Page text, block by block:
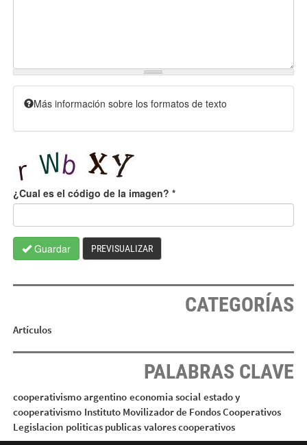
Más información sobre los formatos de texto
¿Cual es el código de la imagen? *
Guardar PREVISUALIZAR
CATEGORÍAS
Artículos
PALABRAS CLAVE
cooperativismo argentino economia social estado y
cooperativismo Instituto Movilizador de Fondos Cooperativos
Legislacion politicas publicas valores cooperativos